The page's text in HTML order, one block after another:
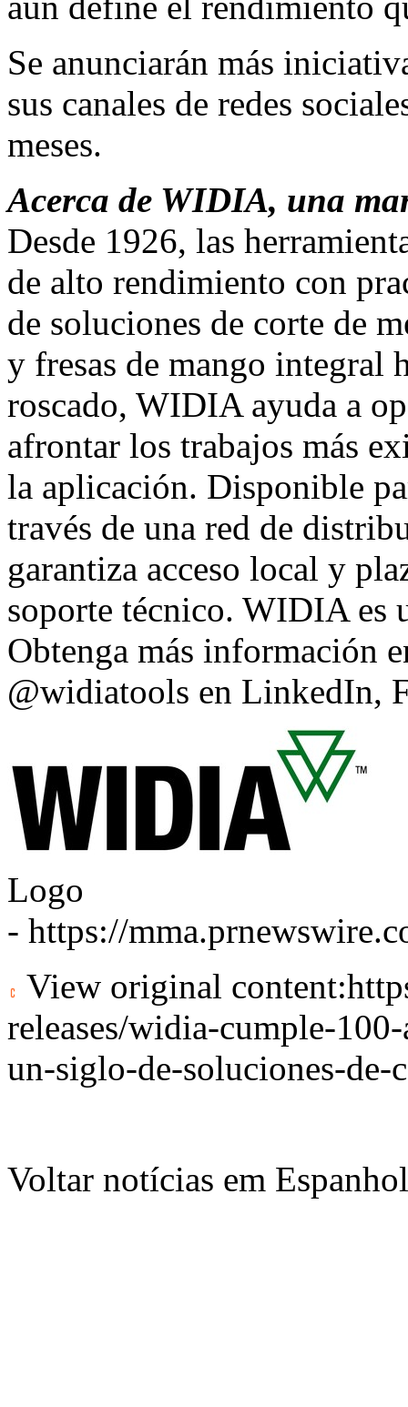
Se anunciarán más
sus canales de redes
meses.
Acerca de WIDIA, una
Desde 1926, las
de alto rendimiento con
de soluciones de corte de
y fresas de mango integral
roscado, WIDIA ayuda a
afrontar los trabajos más
la aplicación. Disponible
través de una red de
garantiza acceso local y
soporte técnico. WIDIA es
Obtenga más información
@widiatools en LinkedIn,
Logo
- https://
View original content:
releases/widia-cumple-
un-siglo-de-soluciones-
Voltar notícias em Espanhol